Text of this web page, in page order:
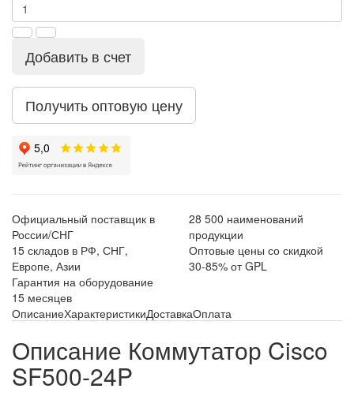
Добавить в счет
Получить оптовую цену
Официальный поставщик в
России/СНГ
28 500 наименований
продукции
15 складов в РФ, СНГ,
Европе, Азии
Оптовые цены со скидкой
30-85% от GPL
Гарантия на оборудование
15 месяцев
ОписаниеХарактеристикиДоставкаОплата
Описание Коммутатор Cisco
SF500-24P